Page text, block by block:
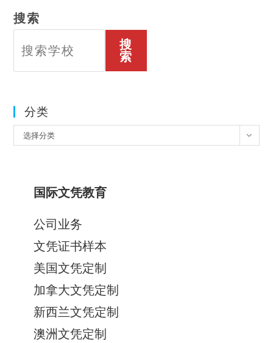
搜索
搜
索
分类
类
选择分类
国际文凭教育
公司业务
文凭证书样本
美国文凭定制
加拿大文凭定制
新西兰文凭定制
澳洲文凭定制